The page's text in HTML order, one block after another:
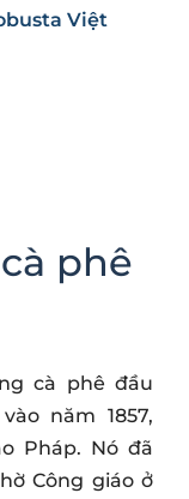
Việt
phê
cà phê đầu
năm 1857,
Pháp. Nó đã
Công giáo ở